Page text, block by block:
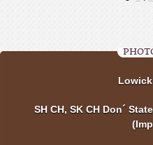
SH CH, SK CH Don´